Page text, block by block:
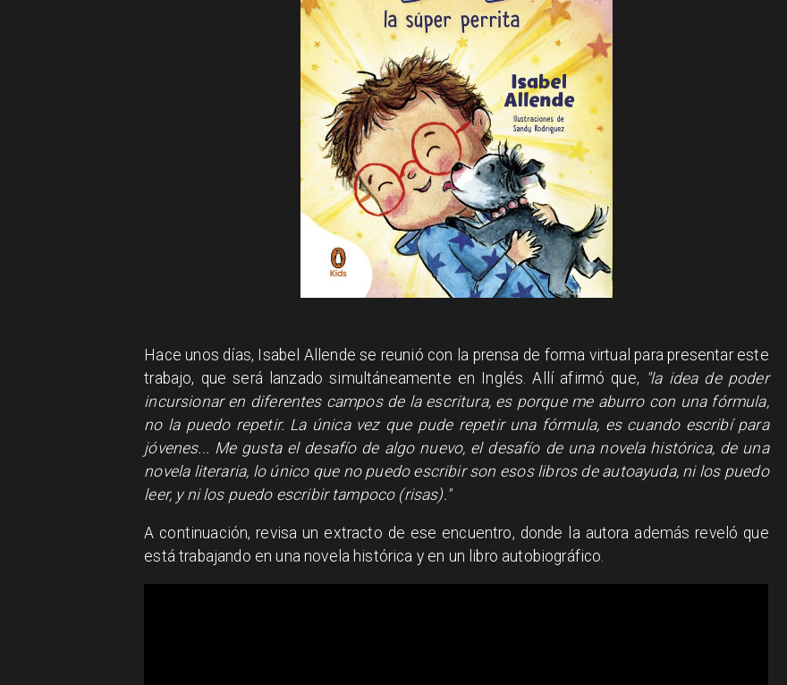
Hace unos días, Isabel Allende se reunió con la prensa de forma virtual para presentar este
trabajo, que será lanzado simultáneamente en Inglés. Allí afirmó que, "la idea de poder
incursionar en diferentes campos de la escritura, es porque me aburro con una fórmula,
no la puedo repetir. La única vez que pude repetir una fórmula, es cuando escribí para
jóvenes... Me gusta el desafío de algo nuevo, el desafío de una novela histórica, de una
novela literaria, lo único que no puedo escribir son esos libros de autoayuda, ni los puedo
leer, y ni los puedo escribir tampoco (risas)."
A continuación, revisa un extracto de ese encuentro, donde la autora además reveló que
está trabajando en una novela histórica y en un libro autobiográfico.